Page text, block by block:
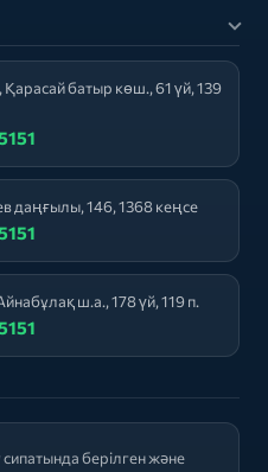
батыр көш., 61 үй, 139
даңғылы, 146, 1368 кеңсе
ш.а., 178 үй, 119 п.
берілген және